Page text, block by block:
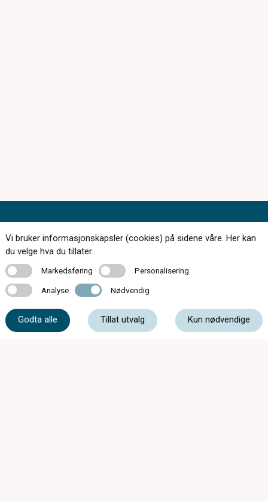
Kontakt oss
61 39 93 00
Vi bruker informasjonskapsler (cookies) på sidene våre. Her kan
du velge hva du tillater.
MarkedsføringMarkedsføring PersonaliseringPersonalisering
Analyse Analyse Nødvendig Nødvendig
Godta alle Tillat utvalg Kun nødvendige